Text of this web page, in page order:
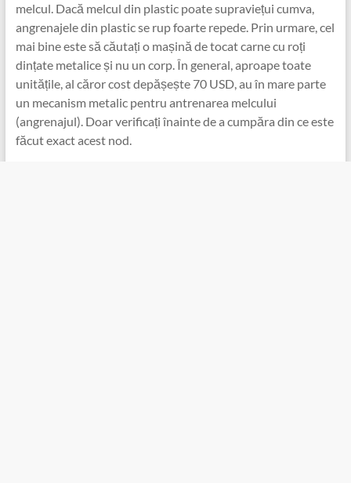
melcul. Dacă melcul din plastic poate supraviețui cumva,
angrenajele din plastic se rup foarte repede. Prin urmare, cel
mai bine este să căutați o mașină de tocat carne cu roți
dințate metalice și nu un corp. În general, aproape toate
unitățile, al căror cost depășește 70 USD, au în mare parte
un mecanism metalic pentru antrenarea melcului
(angrenajul). Doar verificați înainte de a cumpăra din ce este
făcut exact acest nod.